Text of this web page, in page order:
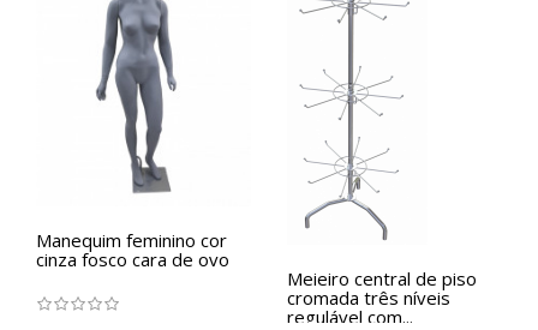
Manequim feminino cor
cinza fosco cara de ovo
Meieiro central de piso
cromada três níveis
regulável com...